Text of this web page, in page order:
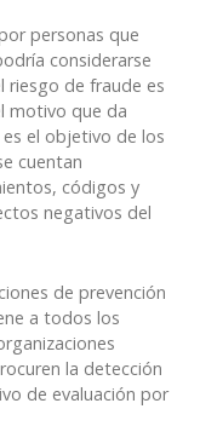
personas que
considerarse
riesgo de fraude es
motivo que da
el objetivo de los
cuentan
códigos y
negativos del
de prevención
a todos los
la detección
de evaluación por